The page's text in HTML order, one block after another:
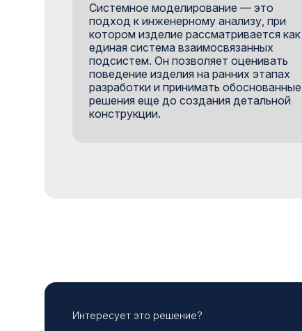
Системное моделирование — это
подход к инженерному анализу, при
котором изделие рассматривается как
единая система взаимосвязанных
подсистем. Он позволяет оценивать
поведение изделия на ранних этапах
разработки и принимать обоснованные
решения еще до создания детальной
конструкции.
Интересует это решение?